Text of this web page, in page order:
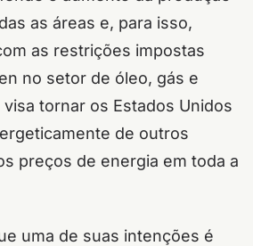
as áreas e, para isso,
as restrições impostas
no setor de óleo, gás e
tornar os Estados Unidos
de outros
preços de energia em toda a
uma de suas intenções é